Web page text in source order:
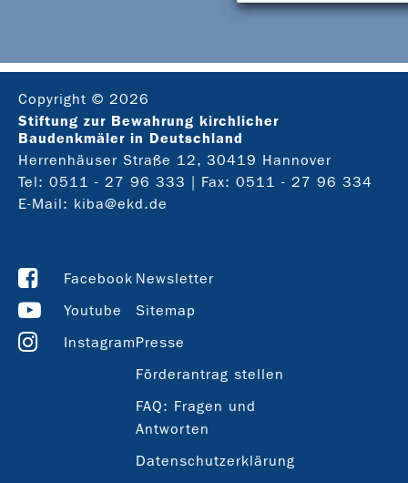
Copyright © 2026
Stiftung zur Bewahrung kirchlicher
Baudenkmäler in Deutschland
Herrenhäuser Straße 12, 30419 Hannover
Tel: 0511 - 27 96 333 | Fax: 0511 - 27 96 334
E-Mail: kiba@ekd.de
Facebook
Youtube
Instagram
Newsletter
Sitemap
Presse
Förderantrag stellen
FAQ: Fragen und
Antworten
Datenschutzerklärung